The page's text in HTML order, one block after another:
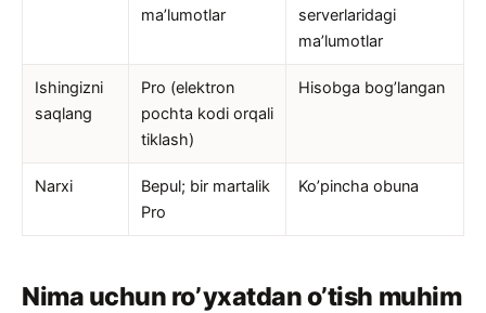
ma’lumotlar
serverlaridagi
ma’lumotlar
Ishingizni
saqlang
Pro (elektron
pochta kodi orqali
tiklash)
Hisobga bog’langan
Narxi
Bepul; bir martalik
Pro
Ko’pincha obuna
Nima uchun ro’yxatdan o’tish muhim